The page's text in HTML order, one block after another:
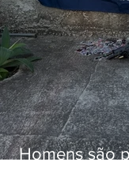
Homens são